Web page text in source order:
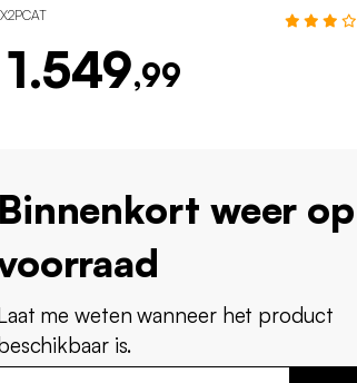
,99
Binnenkort weer op
me weten wanneer het product
is.